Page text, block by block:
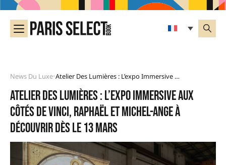
News Du Luxe• Atelier Des Lumières : L’expo Immersive Aux Côtés De Vinci, Raphaël Et Michel-Ange À Découvrir Dès Le 13 Mars
Atelier des Lumières : l’expo immersive aux
côtés de Vinci, Raphaël et Michel-Ange à
découvrir dès le 13 Mars